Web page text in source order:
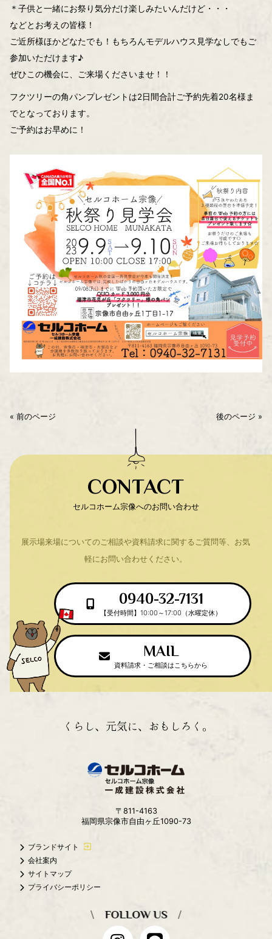
＊子供と一緒にお祭り気分だけ楽しみたいんだけど・・・
などとお考えの皆様！
ご近所様ほかどなたでも！もちろんモデルハウス見学なしでもご
参加いただけます♪
ぜひこの機会に、ご来場くださいませ！！
フクツリーの角パンプレゼントは2日間合計ご予約先着20名様ま
でとなっております。
ご予約はお早めに！
« 前のページ 後のページ »
CONTACT
セルコホーム宗像へのお問い合わせ
展示場来場についてのご相談や資料請求に関するご質問等、 お気
軽にお問い合わせください。
0940-32-7131
【受付時間】10:00～17:00（水曜定休）
MAIL
資料請求・ご相談はこちらから
〒811-4163
福岡県宗像市自由ヶ丘1090-73
ブランドサイト
会社案内
サイトマップ
プライバシーポリシー